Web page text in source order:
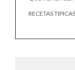
RECETAS